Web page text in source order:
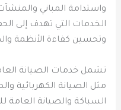
واستدامة المباني
الخدمات التي تهدف إلى
وتحسين كفاءة الأنظمة
تشمل خدمات الصيانة
مثل الصيانة الكهربائية
السباكة والصيانة العامة